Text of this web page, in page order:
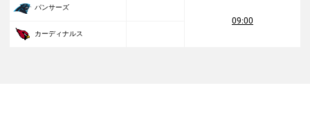
パンサーズ
09:00
カーディナルス